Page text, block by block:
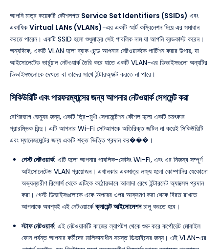
আপনি মাত্র কয়েকটি কৌশলগত Service Set Identifiers (SSIDs) এবং
একাধিক Virtual LANs (VLANs)-এর একটি স্মার্ট কম্বিনেশন দিয়ে এর সমাধান
করতে পারেন। একটি SSID হলো শুধুমাত্র সেই পাবলিক নাম যা আপনি ব্রডকাস্ট করেন।
অন্যদিকে, একটি VLAN হলো ব্যাক এন্ডে আপনার নেটওয়ার্ককে পার্টিশন করার উপায়, যা
আইসোলেটেড ভার্চুয়াল নেটওয়ার্ক তৈরি করে যাতে একটি VLAN-এর ডিভাইসগুলো অন্যটির
ডিভাইসগুলোকে দেখতে বা তাদের সাথে ইন্টারঅ্যাক্ট করতে না পারে।
সিকিউরিটি এবং পারফরম্যান্সের জন্য আপনার নেটওয়ার্ক সেগমেন্ট করা
বেশিরভাগ ভেন্যুর জন্য, একটি ত্রি-মুখী সেগমেন্টেশন কৌশল হলো একটি চমৎকার
প্রারম্ভিক বিন্দু। এটি আপনার Wi-Fi সেটআপকে অতিরিক্ত জটিল না করেই সিকিউরিটি
এবং ম্যানেজমেন্টের জন্য একটি শক্ত ভিত্তি প্রদান কর���।
গেস্ট নেটওয়ার্ক: এটি হলো আপনার পাবলিক-ফেসিং Wi-Fi, এবং এর নিজস্ব সম্পূর্ণ
আইসোলেটেড VLAN প্রয়োজন। এখানকার একমাত্র লক্ষ্য হলো কোম্পানির যেকোনো
অভ্যন্তরীণ রিসোর্স থেকে এটিকে কঠোরভাবে আলাদা রেখে ইন্টারনেট অ্যাক্সেস প্রদান
করা। গেস্ট ডিভাইসগুলোকে একে অপরের ওপর আক্রমণ করা থেকে বিরত রাখতে
আপনাকে অবশ্যই এই নেটওয়ার্কেক্লায়েন্ট আইসোলেশনচালু করতে হবে।
স্টাফ নেটওয়ার্ক: এই নেটওয়ার্কটি কাজের ল্যাপটপ থেকে শুরু করে কর্পোরেট মোবাইল
ফোন পর্যন্ত আপনার কর্মীদের মালিকানাধীন সমস্ত ডিভাইসের জন্য। এই VLAN-এর